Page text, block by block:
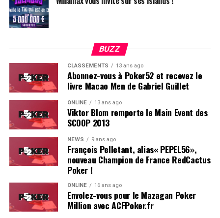
Soleau à gauche, sorti par Logghe au centre
BUZZ
CLASSEMENTS 13 ans ago
Abonnez-vous à Poker52 et recevez le
livre Macao Men de Gabriel Guillet
ONLINE 13 ans ago
Viktor Blom remporte le Main Event des
SCOOP 2013
NEWS 9 ans ago
François Pelletant, alias« PEPEL56»,
nouveau Champion de France RedCactus
Poker !
ONLINE 16 ans ago
Envolez-vous pour le Mazagan Poker
Million avec ACFPoker.fr